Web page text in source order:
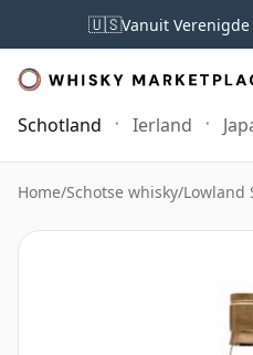
🇺🇸Vanuit Verenigde
Schotland Ierland
Home/Schotse whisky/Lowland